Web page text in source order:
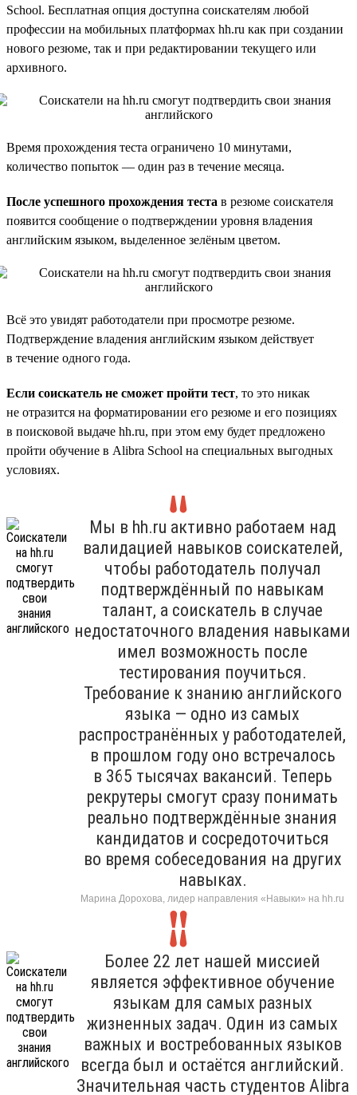
School. Бесплатная опция доступна соискателям любой
профессии на мобильных платформах hh.ru как при создании
нового резюме, так и при редактировании текущего или
архивного.
Время прохождения теста ограничено 10 минутами,
количество попыток — один раз в течение месяца.
После успешного прохождения теста в резюме соискателя
появится сообщение о подтверждении уровня владения
английским языком, выделенное зелёным цветом.
Всё это увидят работодатели при просмотре резюме.
Подтверждение владения английским языком действует
в течение одного года.
Если соискатель не сможет пройти тест, то это никак
не отразится на форматировании его резюме и его позициях
в поисковой выдаче hh.ru, при этом ему будет предложено
пройти обучение в Alibra School на специальных выгодных
условиях.
Мы в hh.ru активно работаем над
валидацией навыков соискателей,
чтобы работодатель получал
подтверждённый по навыкам
талант, а соискатель в случае
недостаточного владения навыками
имел возможность после
тестирования поучиться.
Требование к знанию английского
языка — одно из самых
распространённых у работодателей,
в прошлом году оно встречалось
в 365 тысячах вакансий. Теперь
рекрутеры смогут сразу понимать
реально подтверждённые знания
кандидатов и сосредоточиться
во время собеседования на других
навыках.
Марина Дорохова, лидер направления «Навыки» на hh.ru
Более 22 лет нашей миссией
является эффективное обучение
языкам для самых разных
жизненных задач. Один из самых
важных и востребованных языков
всегда был и остаётся английский.
Значительная часть студентов Alibra